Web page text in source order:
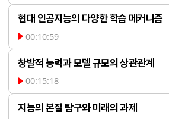
I부터 조직을 대체하는
맵을 제시했으며, 이는
는 범용 인공지능(AGI)
한 정보 처리를 넘어 조
감정 등 복잡한 요소로
있지만, 여전히 감정의
제어 등 인간 지능의 핵
상당한 간극을 보이고 있
최근
사 노동을 돕는 등 실생
형을 잡지 못하고 넘어
를 극복하는 과정에 있
현대 인공지능의 다양한 학습 메커니즘
00:10:59
인공지
도 학습, 강화 학습을
모 학습뿐만 아니라 물
창발적 능력과 모델 규모의 상관관계
00:15:18
인공지
정 임계치를 넘어서면
지능의 본질 탐구와 미래의 과제